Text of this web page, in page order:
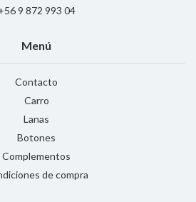
9 872 993 04
Menú
Contacto
Carro
Lanas
Botones
Complementos
de compra